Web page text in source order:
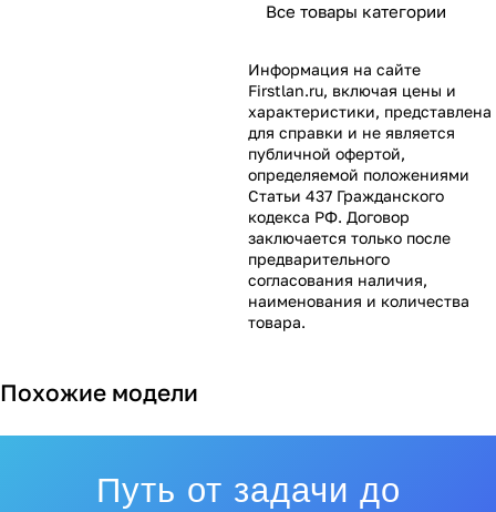
Все товары категории
Информация на сайте
Firstlan.ru, включая цены и
характеристики, представлена
для справки и не является
публичной офертой,
определяемой положениями
Статьи 437 Гражданского
кодекса РФ. Договор
заключается только после
предварительного
согласования наличия,
наименования и количества
товара.
Похожие модели
Путь от задачи до